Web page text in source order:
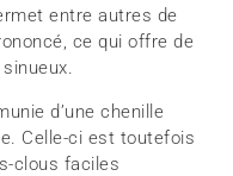
entre autres de
ce qui offre de
d’une chenille
Celle-ci est toutefois
clous faciles